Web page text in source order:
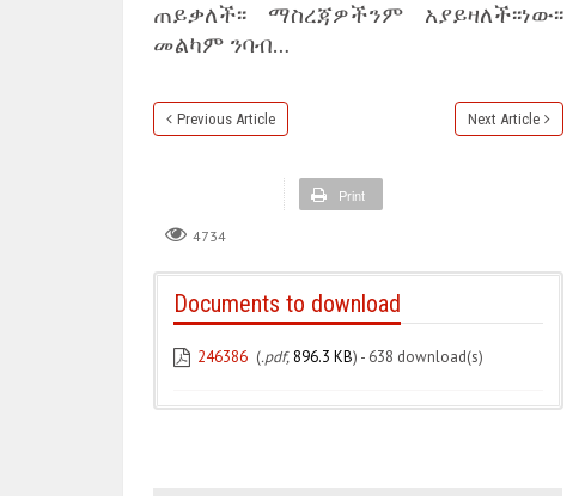
ጠይቃለች፡፡ ማስረጃዎችንም አያይዛለች፡፡ነው፡፡
መልካም ንባብ…
Previous Article Next Article
Print
4734
Documents to download
246386 (.pdf, 896.3 KB) - 638 download(s)